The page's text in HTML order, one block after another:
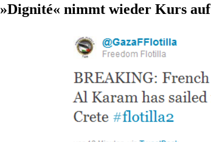
»Dignité« nimmt wieder Kurs auf